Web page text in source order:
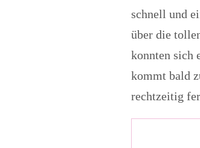
schnell und
über die
konnten sich
kommt bald
rechtzeitig